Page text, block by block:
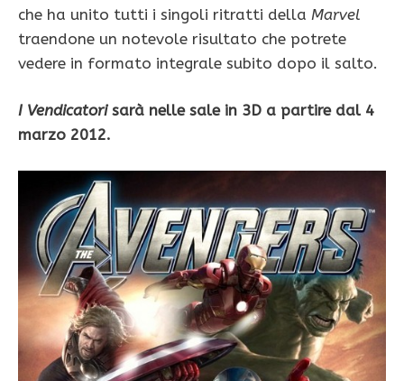
che ha unito tutti i singoli ritratti della Marvel
traendone un notevole risultato che potrete
vedere in formato integrale subito dopo il salto.
I Vendicatorisarà nelle sale in 3D a partire dal 4
marzo 2012.